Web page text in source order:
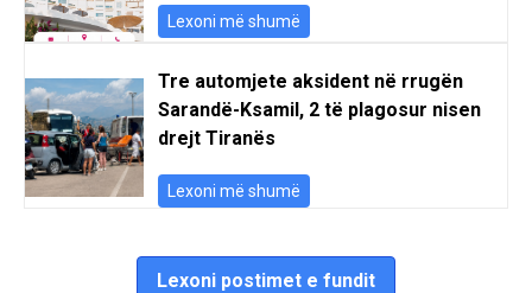
Lexoni më shumë
Tre automjete aksident në rrugën
Sarandë-Ksamil, 2 të plagosur nisen
drejt Tiranës
Lexoni më shumë
Lexoni postimet e fundit